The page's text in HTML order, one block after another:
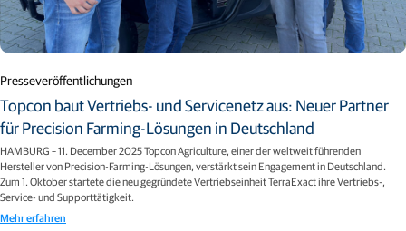
Presseveröffentlichungen
Topcon baut Vertriebs- und Servicenetz aus: Neuer Partner
für Precision Farming-Lösungen in Deutschland
HAMBURG – 11. December 2025 Topcon Agriculture, einer der weltweit führenden
Hersteller von Precision-Farming-Lösungen, verstärkt sein Engagement in Deutschland.
Zum 1. Oktober startete die neu gegründete Vertriebseinheit TerraExact ihre Vertriebs-,
Service- und Supporttätigkeit.
Mehr erfahren